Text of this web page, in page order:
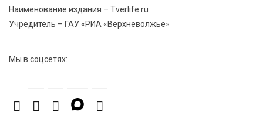
Наименование издания – Tverlife.ru
Учредитель – ГАУ «РИА «Верхневолжье»
Мы в соцсетях: